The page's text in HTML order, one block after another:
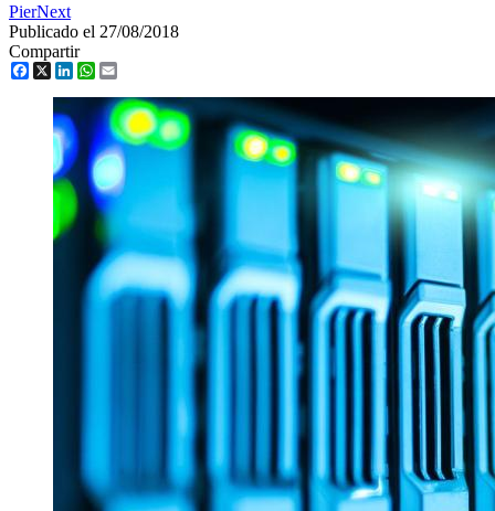
PierNext
Publicado el 27/08/2018
Compartir
Facebook
X LinkedInWhatsApp